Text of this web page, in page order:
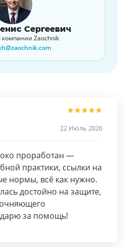
Сергеевич
компании Zaochnik
22 Июль 2026
проработан —
практики, ссылки на
нормы, всё как нужно.
достойно на защите,
за помощь!